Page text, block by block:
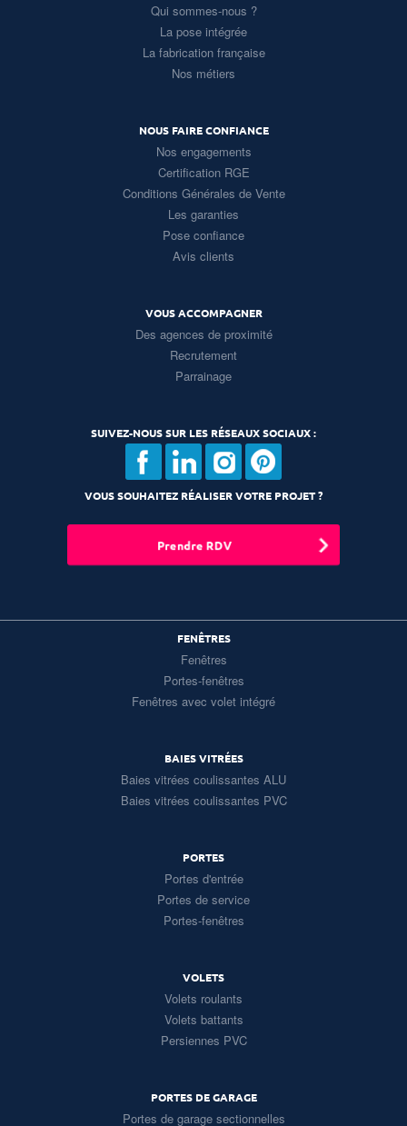
Qui sommes-nous ?
La pose intégrée
La fabrication française
Nos métiers
NOUS FAIRE CONFIANCE
Nos engagements
Certification RGE
Conditions Générales de Vente
Les garanties
Pose confiance
Avis clients
VOUS ACCOMPAGNER
Des agences de proximité
Recrutement
Parrainage
SUIVEZ-NOUS SUR LES RÉSEAUX SOCIAUX :
VOUS SOUHAITEZ RÉALISER VOTRE PROJET ?
Prendre RDV
FENÊTRES
Fenêtres
Portes-fenêtres
Fenêtres avec volet intégré
BAIES VITRÉES
Baies vitrées coulissantes ALU
Baies vitrées coulissantes PVC
PORTES
Portes d'entrée
Portes de service
Portes-fenêtres
VOLETS
Volets roulants
Volets battants
Persiennes PVC
PORTES DE GARAGE
Portes de garage sectionnelles